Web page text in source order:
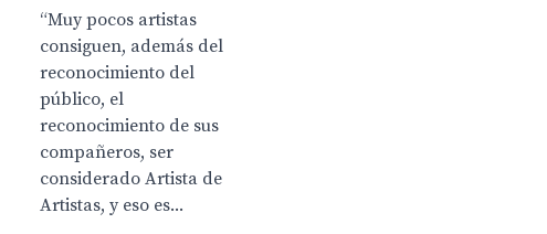
“Muy pocos artistas
consiguen, además del
reconocimiento del
público, el
reconocimiento de sus
compañeros, ser
considerado Artista de
Artistas, y eso es...